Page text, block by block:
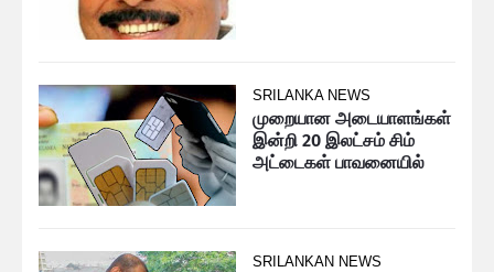
SRILANKA NEWS
முறையான அடையாளங்கள்
இன்றி 20 இலட்சம் சிம்
அட்டைகள் பாவனையில்
SRILANKAN NEWS